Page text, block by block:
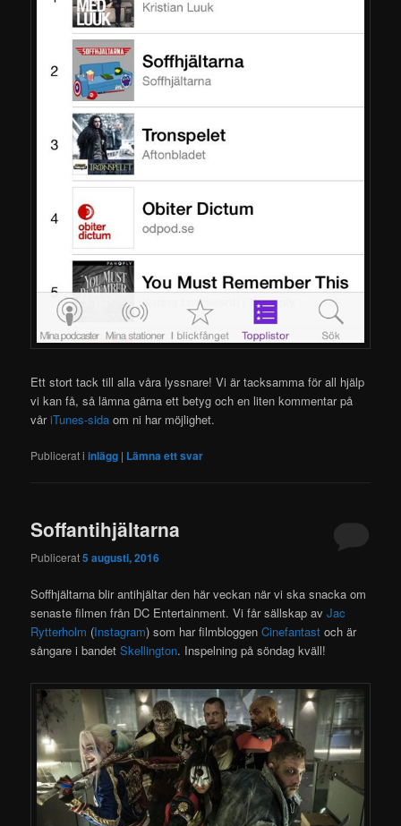
Ett stort tack till alla våra lyssnare! Vi är tacksamma för all hjälp
vi kan få, så lämna gärna ett betyg och en liten kommentar på
våriTunes-sida om ni har möjlighet.
Publicerat i inlägg | Lämna ett svar
Soffantihjältarna
Publicerat5 augusti, 2016
Soffhjältarna blir antihjältar den här veckan när vi ska snacka om
senaste filmen från DC Entertainment. Vi får sällskap avJac
Rytterholm (Instagram) som har filmbloggenCinefantast och är
sångare i bandetSkellington. Inspelning på söndag kväll!